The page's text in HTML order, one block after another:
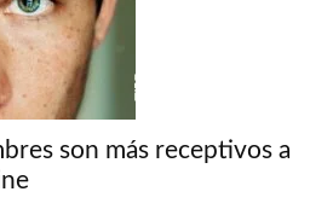
son más receptivos a